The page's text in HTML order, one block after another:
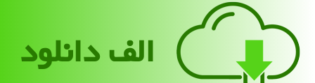
الف دانلود